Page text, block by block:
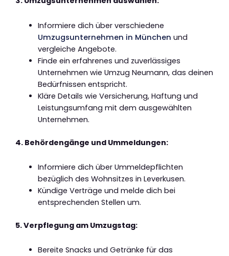
Informiere dich über verschiedene
Umzugsunternehmen in München und
vergleiche Angebote.
Finde ein erfahrenes und zuverlässiges
Unternehmen wie Umzug Neumann, das deinen
Bedürfnissen entspricht.
Kläre Details wie Versicherung, Haftung und
Leistungsumfang mit dem ausgewählten
Unternehmen.
4. Behördengänge und Ummeldungen:
Informiere dich über Ummeldepflichten
bezüglich des Wohnsitzes in Leverkusen.
Kündige Verträge und melde dich bei
entsprechenden Stellen um.
5. Verpflegung am Umzugstag:
Bereite Snacks und Getränke für das